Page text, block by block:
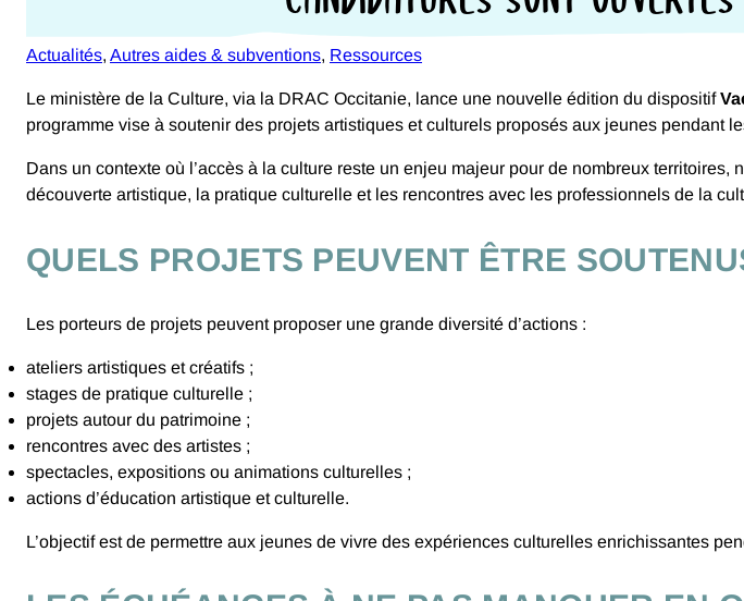
Actualités, Autres aides & subventions, Ressources
Le ministère de la Culture, via la DRAC Occitanie, lance une nouvelle édition du dispositif
programme vise à soutenir des projets artistiques et culturels proposés aux jeunes pendant
Dans un contexte où l’accès à la culture reste un enjeu majeur pour de nombreux
découverte artistique, la pratique culturelle et les rencontres avec les professionnels de la
QUELS PROJETS PEUVENT ÊTRE
Les porteurs de projets peuvent proposer une grande diversité d’actions :
ateliers artistiques et créatifs ;
stages de pratique culturelle ;
projets autour du patrimoine ;
rencontres avec des artistes ;
spectacles, expositions ou animations culturelles ;
actions d’éducation artistique et culturelle.
L’objectif est de permettre aux jeunes de vivre des expériences culturelles enrichissantes